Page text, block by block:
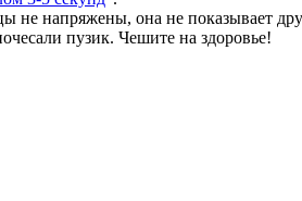
не напряжены, она не показывает
пузик. Чешите на здоровье!